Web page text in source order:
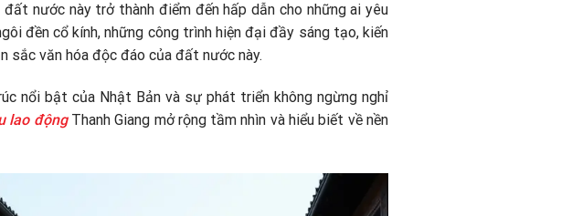
nước này trở thành điểm đến hấp dẫn cho những ai yêu
đền cổ kính, những công trình hiện đại đầy sáng tạo, kiến
sắc văn hóa độc đáo của đất nước này.
nổi bật của Nhật Bản và sự phát triển không ngừng nghỉ
lao độngThanh Giang mở rộng tầm nhìn và hiểu biết về nền